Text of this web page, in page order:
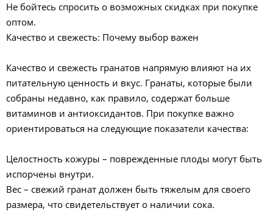
Не бойтесь спросить о возможных скидках при покупке
оптом.
Качество и свежесть: Почему выбор важен
Качество и свежесть гранатов напрямую влияют на их
питательную ценность и вкус. Гранаты, которые были
собраны недавно, как правило, содержат больше
витаминов и антиоксидантов. При покупке важно
ориентироваться на следующие показатели качества:
Целостность кожуры – поврежденные плоды могут быть
испорчены внутри.
Вес – свежий гранат должен быть тяжелым для своего
размера, что свидетельствует о наличии сока.